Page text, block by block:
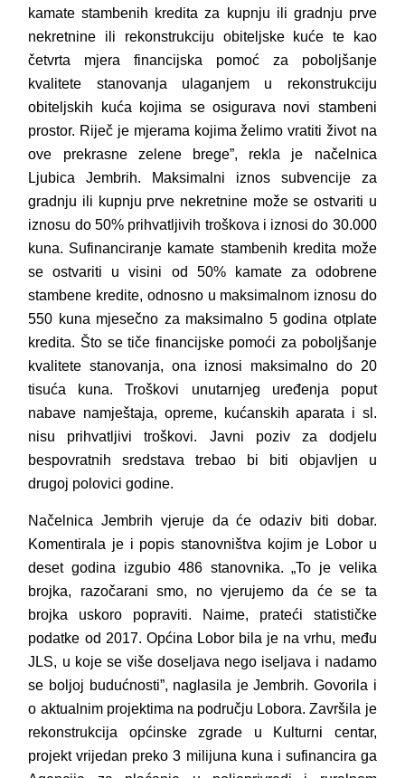
kamate stambenih kredita za kupnju ili gradnju prve
nekretnine ili rekonstrukciju obiteljske kuće te kao
četvrta mjera financijska pomoć za poboljšanje
kvalitete stanovanja ulaganjem u rekonstrukciju
obiteljskih kuća kojima se osigurava novi stambeni
prostor. Riječ je mjerama kojimaželimo vratiti život na
ove prekrasne zelene brege”, rekla je načelnica
Ljubica Jembrih. Maksimalni iznos subvencije za
gradnju ili kupnju prve nekretnine može se ostvariti u
iznosu do 50% prihvatljivih troškova i iznosi do 30.000
kuna. Sufinanciranje kamate stambenih kredita može
se ostvariti u visini od 50% kamate za odobrene
stambene kredite, odnosno u maksimalnom iznosu do
550 kuna mjesečno za maksimalno 5 godina otplate
kredita. Što se tiče financijske pomoći za poboljšanje
kvalitete stanovanja, ona iznosi maksimalno do 20
tisuća kuna.Troškovi unutarnjeg uređenja poput
nabave namještaja, opreme, kućanskih aparata i sl.
nisu prihvatljivi troškovi. Javni poziv za dodjelu
bespovratnih sredstava trebao bi biti objavljen u
drugoj polovici godine.
Načelnica Jembrih vjeruje da će odaziv biti dobar.
Komentirala je i popis stanovništva kojim je Lobor u
deset godina izgubio 486 stanovnika. „To je velika
brojka, razočarani smo, no vjerujemo da će se ta
brojka uskoro popraviti. Naime, prateći statističke
podatke od 2017. Općina Lobor bila je na vrhu, među
JLS, u koje se više doseljava nego iseljava i nadamo
se boljoj budućnosti”, naglasila je Jembrih. Govorila i
o aktualnim projektima na području Lobora. Završila je
rekonstrukcija općinske zgrade u Kulturni centar,
projekt vrijedan preko 3 milijuna kuna i sufinancira ga